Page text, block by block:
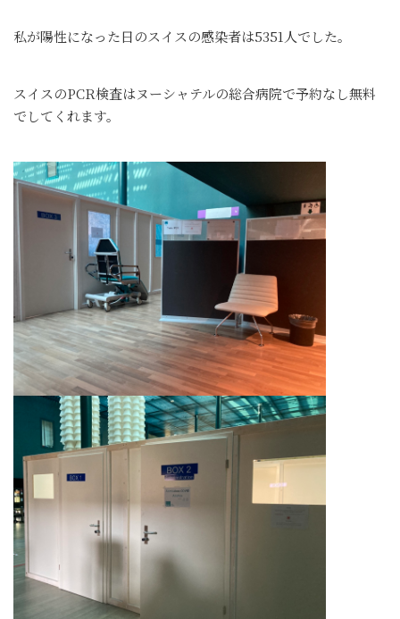
私が陽性になった日のスイスの感染者は5351人でした。
スイスのPCR検査はヌーシャテルの総合病院で予約なし無料
でしてくれます。